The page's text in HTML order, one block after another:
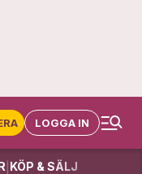
LOGGA IN
KÖP & SÄLJ